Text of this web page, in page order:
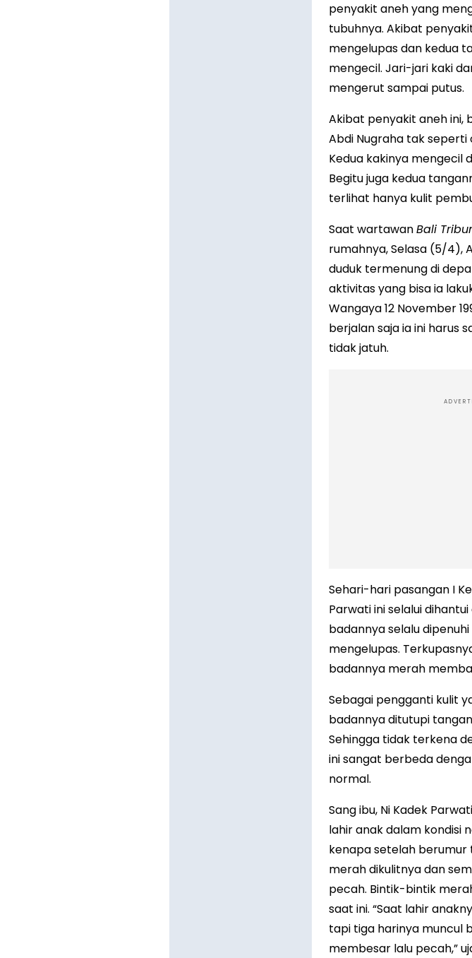
penyakit aneh yang
tubuhnya. Akibat
mengelupas dan kedua
mengecil. Jari-jari kaki
mengerut sampai putus.
Akibat penyakit aneh ini,
Abdi Nugraha tak
Kedua kakinya mengecil
Begitu juga kedua
terlihat hanya kulit
Saat wartawanBali
rumahnya, Selasa (5/4),
duduk termenung di
aktivitas yang bisa ia
Wangaya 12 November
berjalan saja ia ini harus
tidak jatuh.
Sehari-hari pasangan I
Parwati ini selalui
badannya selalu
mengelupas.
badannya merah
Sebagai pengganti kulit
badannya ditutupi
Sehingga tidak terkena
ini sangat berbeda
normal.
Sang ibu, Ni Kadek
lahir anak dalam kondisi
kenapa setelah berumur
merah dikulitnya dan
pecah. Bintik-bintik
saat ini. “Saat lahir
tapi tiga harinya muncul
membesar lalu pecah,”